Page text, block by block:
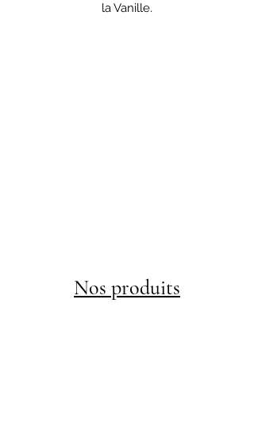
la Vanille.
Nos produits